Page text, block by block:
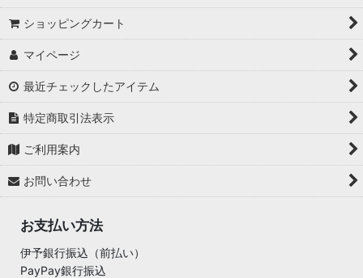
ショッピングカート
マイページ
最近チェックしたアイテム
特定商取引法表示
ご利用案内
お問い合わせ
お支払い方法
伊予銀行振込（前払い）
PayPay銀行振込